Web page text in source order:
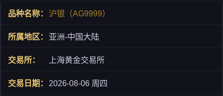
沪银（AG9999）
亚洲-中国大陆
上海黄金交易所
2026-08-06 周四